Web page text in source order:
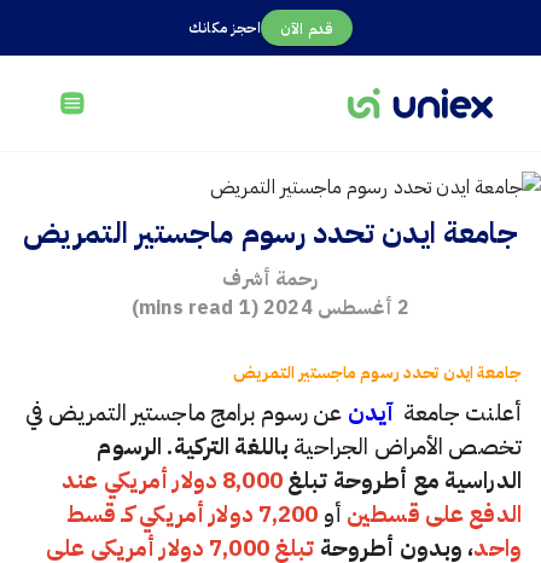
احجز مكانك قدم الآن
جامعة ايدن تحدد رسوم ماجستير التمريض
رحمة أشرف
2 أغسطس 2024
(
1
جامعة ايدن تحدد رسوم ماجستير التمريض
أعلنت جامعةآيدن عن رسوم برامج ماجستير التمريض في
تخصص الأمراض الجراحية باللغة التركية. الرسوم
الدراسية مع أطروحة تبلغ
8,000 دولار أمريكي عند
الدفع على قسطين أو
7,200 دولار أمريكي كـ قسط
واحد، وبدون أطروحة
تبلغ 7,000 دولار أمريكي على